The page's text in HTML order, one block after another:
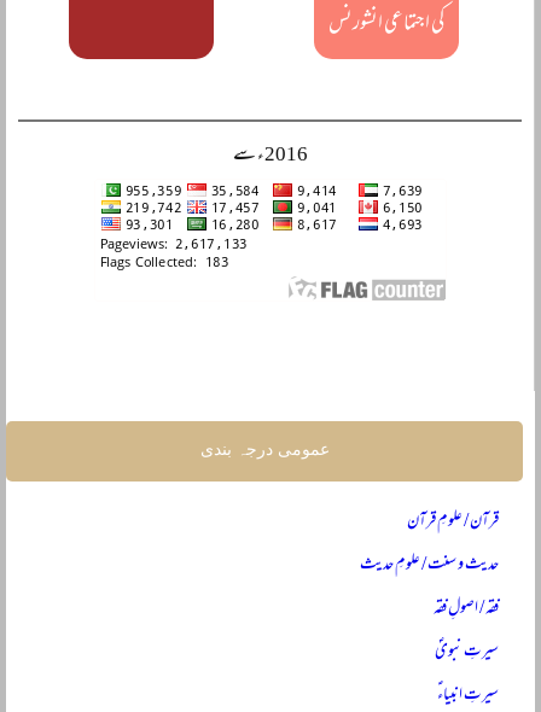
کی اجتماعی انشورنس
2016ء سے
عمومی درجہ بندی
قرآن / علومِ قرآن
حدیث و سنت / علومِ حدیث
فقہ / اصولِ فقہ
سیرتِ نبویؐ
سیرتِ انبیاءؑ